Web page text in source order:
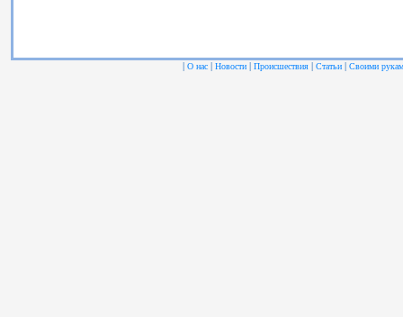
| О нас | Новости | Происшествия | Статьи | Своими